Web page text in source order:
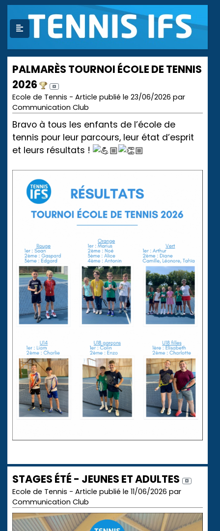
PALMARÈS TOURNOI ÉCOLE DE TENNIS
2026
Ecole de Tennis - Article publié le 23/06/2026 par
Communication Club
Bravo à tous les enfants de l’école de
tennis pour leur parcours, leur état d’esprit
et leurs résultats !
STAGES ÉTÉ - JEUNES ET ADULTES
Ecole de Tennis - Article publié le 11/06/2026 par
Communication Club